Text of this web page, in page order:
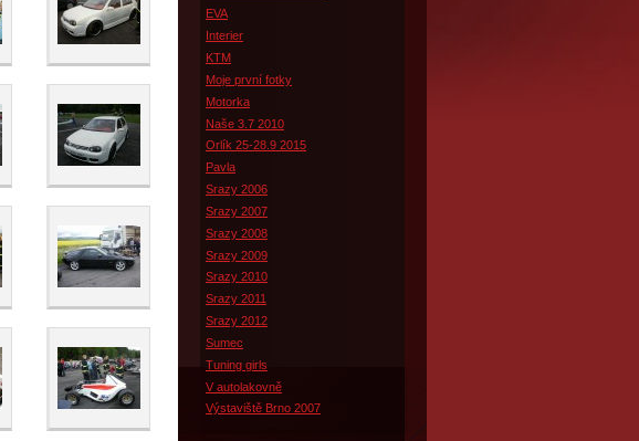
EVA
Interier
KTM
Moje první fotky
Motorka
Naše 3.7 2010
Orlík 25-28.9 2015
Pavla
Srazy 2006
Srazy 2007
Srazy 2008
Srazy 2009
Srazy 2010
Srazy 2011
Srazy 2012
Sumec
Tuning girls
V autolakovně
Výstaviště Brno 2007